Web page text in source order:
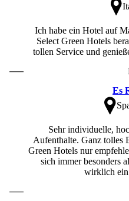
Ich habe ein Hotel auf
Select Green Hotels
tollen Service und
Es
Sehr individuelle,
Aufenthalte. Ganz tolles
Green Hotels nur
sich immer besonders
wirklich ein